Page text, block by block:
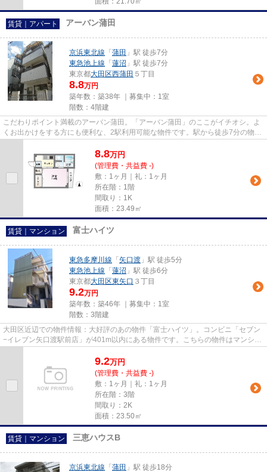
賃貸｜アパート アーバン蒲田
京浜東北線 「 蒲田 」駅 徒歩7分
東急池上線 「 蓮沼 」駅 徒歩7分
東京都大田区西蒲田 ５丁目
8.8万円
築年数：築38年 ｜募集中： 1室
階数：4階建
こだわりポイント満載のアーバン蒲田。「アーバン蒲田」のここがイチオシ。よ
くお出かけをする方にも便利な、2駅利用可能な物件です。駅から徒歩7分の物件
8.8万円
(管理費・共益費 -)
敷：1ヶ月｜礼：1ヶ月
所在階：1階
間取り：1K
面積：23.49㎡
賃貸｜マンション 富士ハイツ
東急多摩川線 「 矢口渡 」駅 徒歩5分
東急池上線 「 蓮沼 」駅 徒歩6分
東京都大田区東矢口 ３丁目
9.2万円
築年数：築46年 ｜募集中： 1室
階数：3階建
大田区近辺での物件情報：大好評のあの物件「富士ハイツ」。コンビニ「セブン
−イレブン矢口渡駅前店」が401m以内にある物件です。こちらの物件はマンショ
9.2万円
(管理費・共益費 -)
敷：1ヶ月｜礼：1ヶ月
所在階：3階
間取り：2K
面積：23.50㎡
賃貸｜マンション 三恵ハウスB
京浜東北線 「 蒲田 」駅 徒歩18分